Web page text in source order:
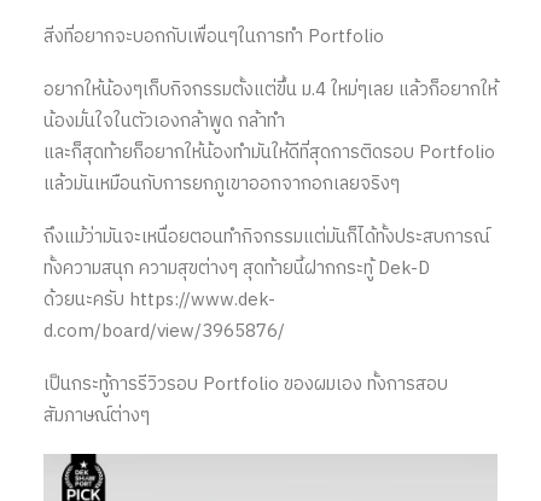
สิ่งที่อยากจะบอกกับเพื่อนๆในการทำ Portfolio
อยากให้น้องๆเก็บกิจกรรมตั้งแต่ขึ้น ม.4 ใหม่ๆเลย แล้วก็อยากให้
น้องมั่นใจในตัวเองกล้าพูด กล้าทำ
และก็สุดท้ายก็อยากให้น้องทำมันให้ดีที่สุดการติดรอบ Portfolio
แล้วมันเหมือนกับการยกภูเขาออกจากอกเลยจริงๆ
ถึงแม้ว่ามันจะเหนื่อยตอนทำกิจกรรมแต่มันก็ได้ทั้งประสบการณ์
ทั้งความสนุก ความสุขต่างๆ สุดท้ายนี้ฝากกระทู้ Dek-D
ด้วยนะครับ https://www.dek-
d.com/board/view/3965876/
เป็นกระทู้การรีวิวรอบ Portfolio ของผมเอง ทั้งการสอบ
สัมภาษณ์ต่างๆ